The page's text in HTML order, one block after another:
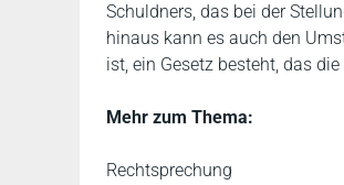
Schuldners, das bei der
hinaus kann es auch den
ist, ein Gesetz besteht, das
Mehr zum Thema:
Rechtsprechung